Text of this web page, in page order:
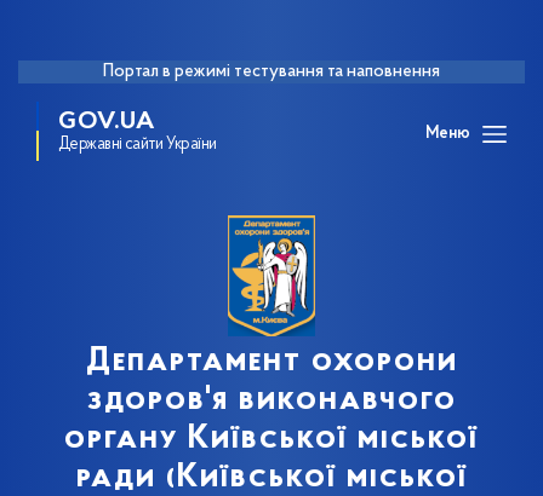
Портал в режимі тестування та наповнення
GOV.UA
Державні сайти України
Меню
Департамент охорони
здоров'я виконавчого
органу Київської міської
ради (Київської міської